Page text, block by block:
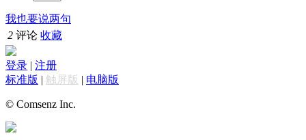
我也要说两句
2 评论 收藏
登录 | 注册
标准版 | 触屏版 | 电脑版
© Comsenz Inc.